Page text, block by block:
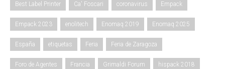
Best Label Printer Ca' Foscari coronavirus Empack
Empack 2023 enolitech Enomaq 2019 Enomaq 2025
España etiquetas Feria Feria de Zaragoza
Foro de Agentes Francia Grimaldi Forum hispack 2018